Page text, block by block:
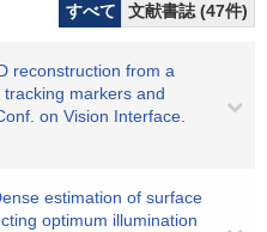
すべて
文献書誌 (47件)
reconstruction from a
markers and
on Vision Interface.
estimation of surface
optimum illumination